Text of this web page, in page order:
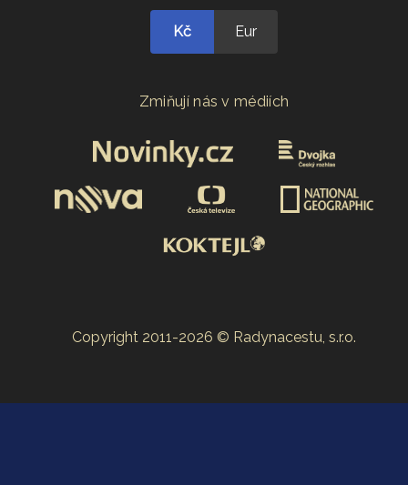
Kč Eur
Zmiňují nás v médiích
Copyright 2011-2026 © Radynacestu, s.r.o.